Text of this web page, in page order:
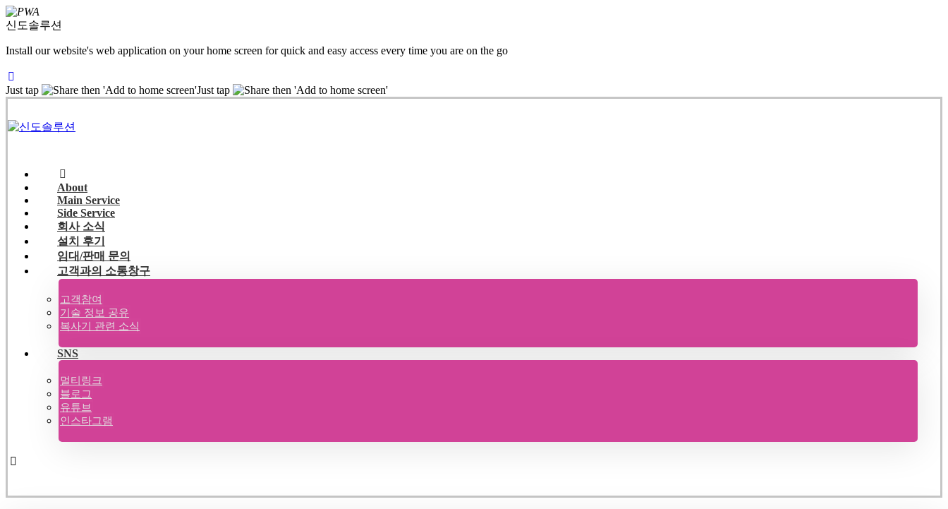
신도솔루션
Install our website's web application on your home screen for quick and easy access every time you are on the go
Just tap then 'Add to home screen'Just tap then 'Add to home screen'
About
Main Service
Side Service
회사 소식
설치 후기
임대/판매 문의
고객과의 소통창구
고객참여
기술 정보 공유
복사기 관련 소식
SNS
멀티링크
블로그
유튜브
인스타그램